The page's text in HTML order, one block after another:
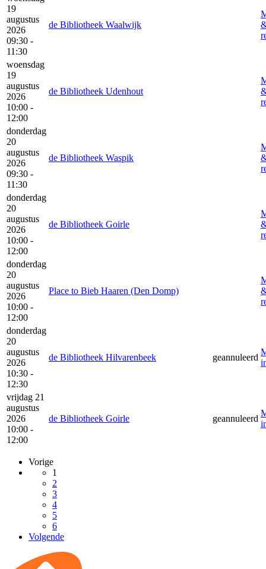
19
augustus
2026
09:30 -
11:30
de Bibliotheek Waalwijk
woensdag
19
augustus
2026
10:00 -
12:00
de Bibliotheek Udenhout
donderdag
20
augustus
2026
09:30 -
11:30
de Bibliotheek Waspik
donderdag
20
augustus
2026
10:00 -
12:00
de Bibliotheek Goirle
donderdag
20
augustus
2026
10:00 -
12:00
Place to Bieb Haaren (Den Domp)
donderdag
20
augustus
2026
10:30 -
12:30
de Bibliotheek Hilvarenbeek geannuleerd
vrijdag 21
augustus
2026
10:00 -
12:00
de Bibliotheek Goirle geannuleerd
Vorige
1
2
3
4
5
6
Volgende